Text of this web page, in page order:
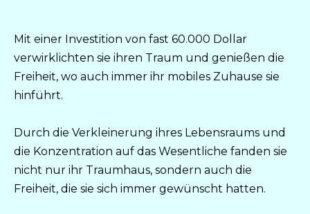
Mit einer Investition von fast 60.000 Dollar
verwirklichten sie ihren Traum und genießen die
Freiheit, wo auch immer ihr mobiles Zuhause sie
hinführt.
Durch die Verkleinerung ihres Lebensraums und
die Konzentration auf das Wesentliche fanden sie
nicht nur ihr Traumhaus, sondern auch die
Freiheit, die sie sich immer gewünscht hatten.